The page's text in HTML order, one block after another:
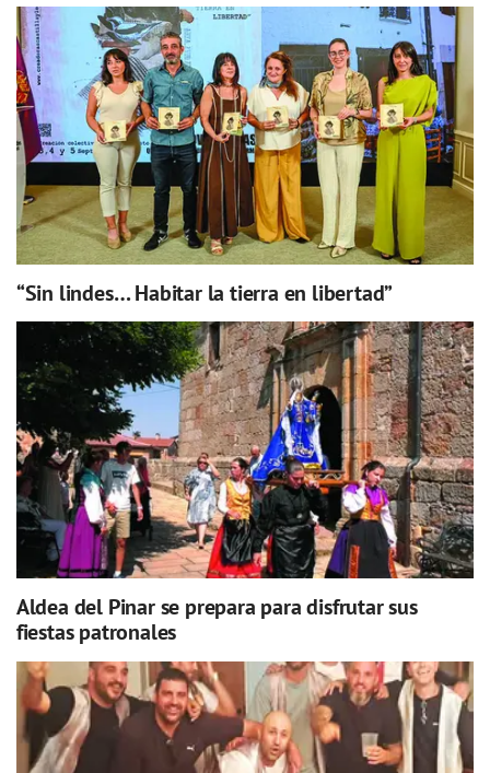
“Sin lindes… Habitar la tierra en libertad”
Aldea del Pinar se prepara para disfrutar sus
fiestas patronales